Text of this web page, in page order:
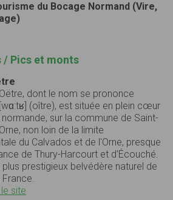
du Bocage Normand (Vire,
/ Pics et monts
dont le nom se prononce
(oître), est située en plein cœur
sur la commune de Saint-
non loin de la limite
du Calvados et de l'Orne, presque
de Thury-Harcourt et d'Écouché.
plus prestigieux belvédère naturel de
France.
site